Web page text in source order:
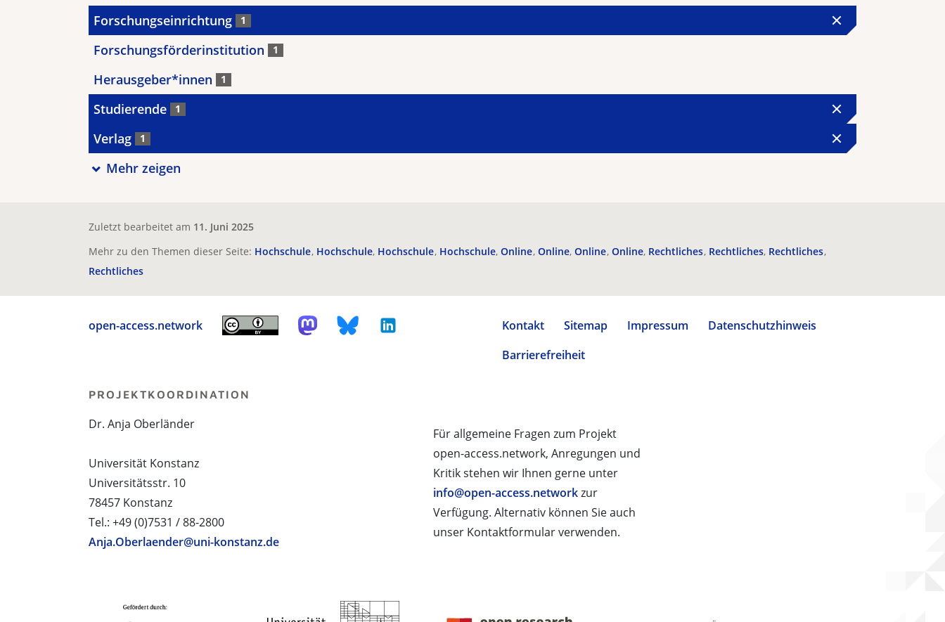
Forschungseinrichtung 1
Forschungsförderinstitution 1
Herausgeber*innen 1
Studierende 1
Verlag 1
Mehr zeigen
Zuletzt bearbeitet am 11. Juni 2025
Mehr zu den Themen dieser Seite: Hochschule Hochschule Hochschule Hochschule Online Online Online Online Rechtliches Rechtliches Rechtliches
Rechtliches
open-access.network Kontakt Sitemap Impressum
Datenschutzhinweis
Barrierefreiheit
Für allgemeine Fragen zum Projekt
open-access.network, Anregungen und
Kritik stehen wir Ihnen gerne unter
info@open-access.networkzur
Verfügung. Alternativ können Sie auch
unser Kontaktformular verwenden.
PROJEKTKOORDINATION
Dr. Anja Oberländer
Universität Konstanz
Universitätsstr. 10
78457 Konstanz
Tel.: +49 (0)7531 / 88-2800
Anja.Oberlaender@uni-konstanz.de